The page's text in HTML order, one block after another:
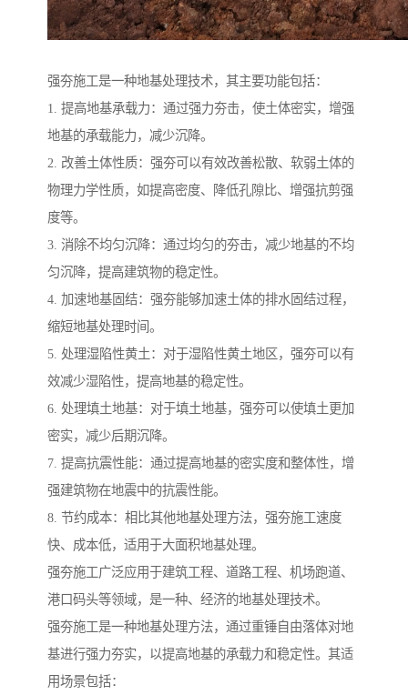
强夯施工是一种地基处理技术，其主要功能包括：
1. 提高地基承载力：通过强力夯击，使土体密实，增强
地基的承载能力，减少沉降。
2. 改善土体性质：强夯可以有效改善松散、软弱土体的
物理力学性质，如提高密度、降低孔隙比、增强抗剪强
度等。
3. 消除不均匀沉降：通过均匀的夯击，减少地基的不均
匀沉降，提高建筑物的稳定性。
4. 加速地基固结：强夯能够加速土体的排水固结过程，
缩短地基处理时间。
5. 处理湿陷性黄土：对于湿陷性黄土地区，强夯可以有
效减少湿陷性，提高地基的稳定性。
6. 处理填土地基：对于填土地基，强夯可以使填土更加
密实，减少后期沉降。
7. 提高抗震性能：通过提高地基的密实度和整体性，增
强建筑物在地震中的抗震性能。
8. 节约成本：相比其他地基处理方法，强夯施工速度
快、成本低，适用于大面积地基处理。
强夯施工广泛应用于建筑工程、道路工程、机场跑道、
港口码头等领域，是一种、经济的地基处理技术。
强夯施工是一种地基处理方法，通过重锤自由落体对地
基进行强力夯实，以提高地基的承载力和稳定性。其适
用场景包括：